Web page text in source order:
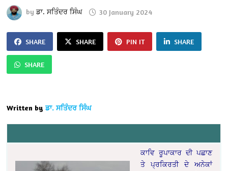
byਡਾ. ਸਤਿੰਦਰ ਸਿੰਘ 30 January 2024
SHARE SHARE PIN IT SHARE
SHARE
Written by ਡਾ. ਸਤਿੰਦਰ ਸਿੰਘ
ਕਾਵਿ ਰੂਪਾਕਾਰ ਦੀ ਪਛਾਣ
ਤੇ ਪ੍ਰਕਿਰਤੀ ਦੇ ਅਨੇਕਾਂ